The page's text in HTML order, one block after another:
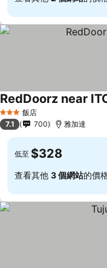
3 星級 飯店
RedDoorz near
7.1 700 雅加達
低至 $328
查看其他 3 個網站的價